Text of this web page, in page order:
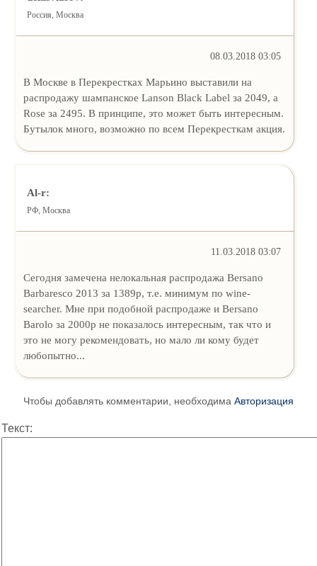
Россия, Москва
08.03.2018 03:05
В Москве в Перекрестках Марьино выставили на
распродажу шампанское Lanson Black Label за 2049, а
Rose за 2495. В принципе, это может быть интересным.
Бутылок много, возможно по всем Перекресткам акция.
Al-r:
РФ, Москва
11.03.2018 03:07
Сегодня замечена нелокальная распродажа Bersano
Barbaresco 2013 за 1389р, т.е. минимум по wine-
searcher. Мне при подобной распродаже и Bersano
Barolo за 2000р не показалось интересным, так что и
это не могу рекомендовать, но мало ли кому будет
любопытно...
Чтобы добавлять комментарии, необходима Авторизация
Текст: